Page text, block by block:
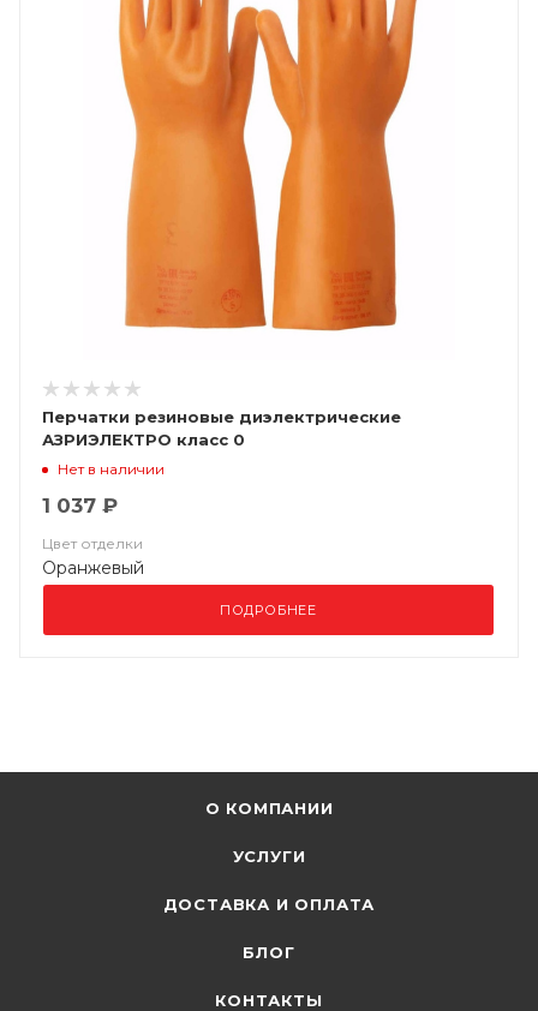
Перчатки резиновые диэлектрические
АЗРИЭЛЕКТРО класс 0
Нет в наличии
1 037 ₽
Цвет отделки
Оранжевый
ПОДРОБНЕЕ
О КОМПАНИИ
УСЛУГИ
ДОСТАВКА И ОПЛАТА
БЛОГ
КОНТАКТЫ